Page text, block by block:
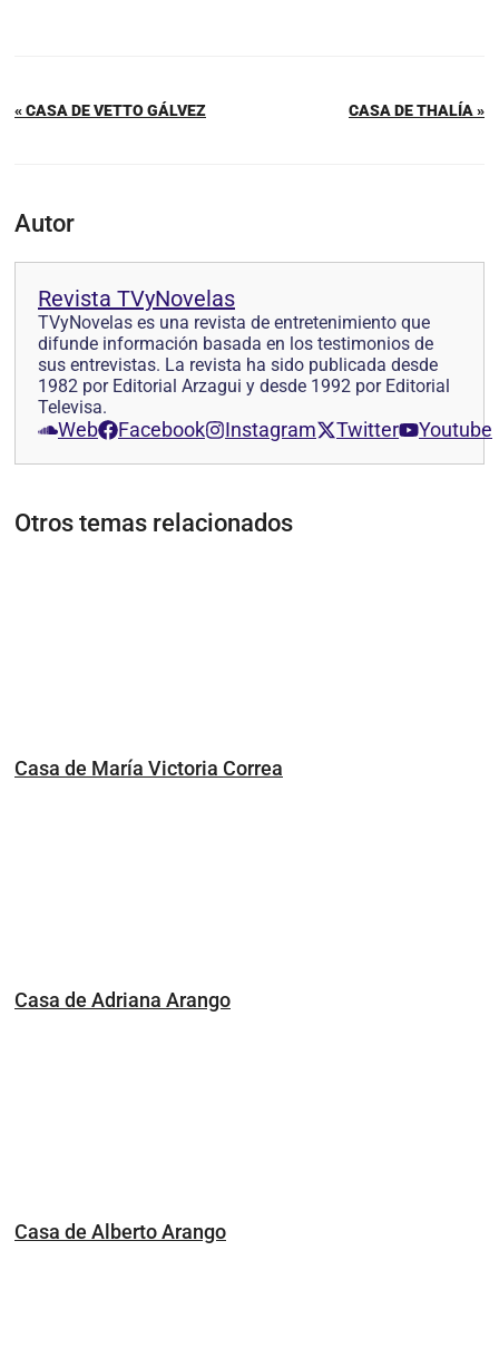
« CASA DE VETTO GÁLVEZ CASA DE THALÍA »
Autor
Revista TVyNovelas
TVyNovelas es una revista de entretenimiento que
difunde información basada en los testimonios de
sus entrevistas. La revista ha sido publicada desde
1982 por Editorial Arzagui y desde 1992 por Editorial
Televisa.
Web Facebook Instagram Twitter Youtube
Otros temas relacionados
Casa de María Victoria Correa
Casa de Adriana Arango
Casa de Alberto Arango